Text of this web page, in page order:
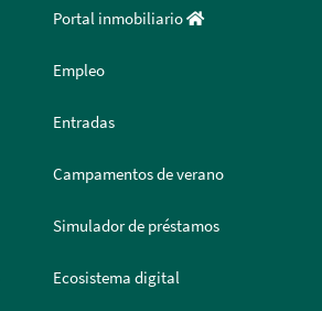
Portal inmobiliario
Empleo
Entradas
Campamentos de verano
Simulador de préstamos
Ecosistema digital